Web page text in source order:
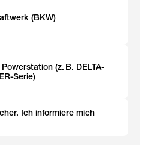
(BKW)
(z. B. DELTA-
Serie)
Ich informiere mich